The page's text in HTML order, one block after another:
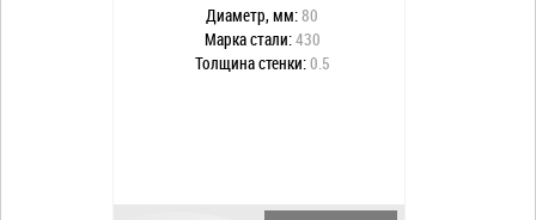
Диаметр, мм:80
Марка стали:430
Толщина стенки:0.5